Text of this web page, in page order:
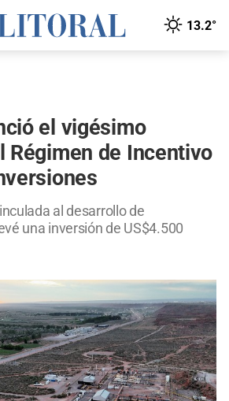
13.2°
el vigésimo
Régimen de Incentivo
al desarrollo de
una inversión de US$4.500